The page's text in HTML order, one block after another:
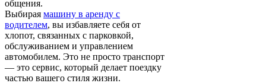
общения.
Выбирая машину в аренду с
водителем, вы избавляете себя от
хлопот, связанных с парковкой,
обслуживанием и управлением
автомобилем. Это не просто транспорт
— это сервис, который делает поездку
частью вашего стиля жизни.